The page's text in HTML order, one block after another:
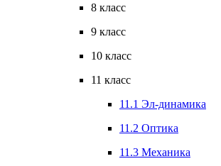
8 класс
9 класс
10 класс
11 класс
11.1 Эл-динамика
11.2 Оптика
11.3 Механика